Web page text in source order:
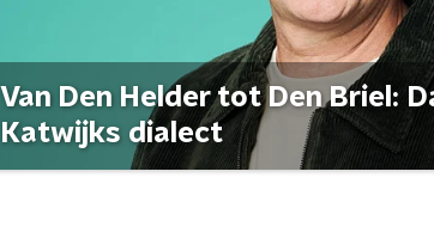
Van Den Helder tot Den Briel:
Katwijks dialect